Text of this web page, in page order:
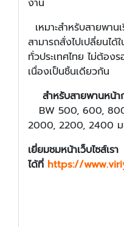
งาน
เหมาะสำหรับสายพา
สามารถสั่งไปเปลี่ยนไ
ทั่วประเทศไทย ไม่ต้อง
เนื่องเป็นชิ้นเดียวกัน
สำหรับสายพานหน้า
BW 500, 600,
2000, 2200, 2400
เยี่ยมชมหน้าเว็บไซส์เรา
ได้ที่ https://